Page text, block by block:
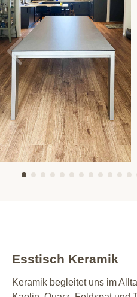
Esstisch Keramik
Keramik begleitet uns im